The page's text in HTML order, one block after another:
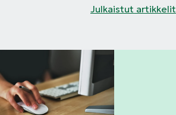
Julkaistut artikkelit